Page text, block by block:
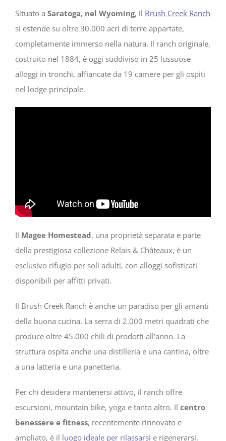
Situato a Saratoga, nel Wyoming, il Brush Creek Ranch
si estende su oltre 30.000 acri di terre appartate,
completamente immerso nella natura. Il ranch originale,
costruito nel 1884, è oggi suddiviso in 25 lussuose
alloggi in tronchi, affiancate da 19 camere per gli ospiti
nel lodge principale.
Il Magee Homestead, una proprietà separata e parte
della prestigiosa collezione Relais & Châteaux, è un
esclusivo rifugio per soli adulti, con alloggi sofisticati
disponibili per affitti privati.
Il Brush Creek Ranch è anche un paradiso per gli amanti
della buona cucina. La serra di 2.000 metri quadrati che
produce oltre 45.000 chili di prodotti all’anno. La
struttura ospita anche una distilleria e una cantina, oltre
a una latteria e una panetteria.
Per chi desidera mantenersi attivo, il ranch offre
escursioni, mountain bike, yoga e tanto altro. Il centro
benessere e fitness, recentemente rinnovato e
ampliato, è il luogo ideale per rilassarsi e rigenerarsi.